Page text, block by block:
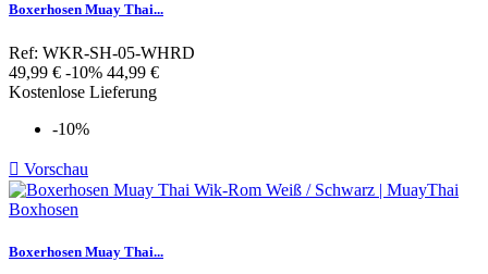
Boxerhosen Muay Thai...
Ref: WKR-SH-05-WHRD
Verkaufspreis
49,99 € -10% Preis
44,99 €
Kostenlose Lieferung
-10%
 Vorschau
Boxerhosen Muay Thai...